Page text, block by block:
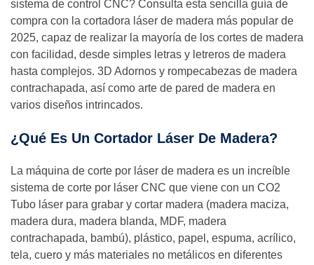
sistema de control CNC? Consulta esta sencilla guía de
compra con la cortadora láser de madera más popular de
2025, capaz de realizar la mayoría de los cortes de madera
con facilidad, desde simples letras y letreros de madera
hasta complejos. 3D Adornos y rompecabezas de madera
contrachapada, así como arte de pared de madera en
varios diseños intrincados.
¿Qué Es Un Cortador Láser De Madera?
La máquina de corte por láser de madera es un increíble
sistema de corte por láser CNC que viene con un CO2
Tubo láser para grabar y cortar madera (madera maciza,
madera dura, madera blanda, MDF, madera
contrachapada, bambú), plástico, papel, espuma, acrílico,
tela, cuero y más materiales no metálicos en diferentes